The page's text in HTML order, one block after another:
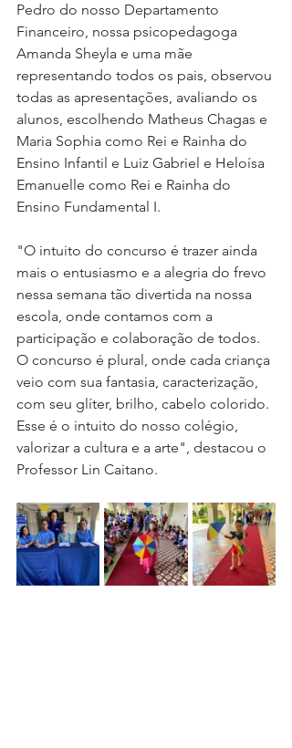
Pedro do nosso Departamento
Financeiro, nossa psicopedagoga
Amanda Sheyla e uma mãe
representando todos os pais, observou
todas as apresentações, avaliando os
alunos, escolhendo Matheus Chagas e
Maria Sophia como Rei e Rainha do
Ensino Infantil e Luiz Gabriel e Heloísa
Emanuelle como Rei e Rainha do
Ensino Fundamental I.
"O intuito do concurso é trazer ainda
mais o entusiasmo e a alegria do frevo
nessa semana tão divertida na nossa
escola, onde contamos com a
participação e colaboração de todos.
O concurso é plural, onde cada criança
veio com sua fantasia, caracterização,
com seu glíter, brilho, cabelo colorido.
Esse é o intuito do nosso colégio,
valorizar a cultura e a arte", destacou o
Professor Lin Caitano.